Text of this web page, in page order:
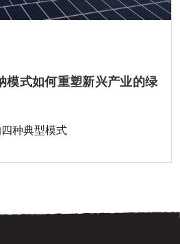
模式如何重塑新兴产业的绿
四种典型模式